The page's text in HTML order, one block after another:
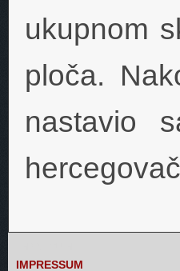
ukupnom
ploča.
nastavio
IMPRESSUM